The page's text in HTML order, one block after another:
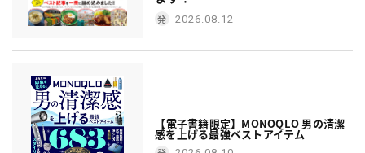
2026.08.12
【電子書籍限定】MONOQLO 男の清潔
感を上げる最強ベストアイテム